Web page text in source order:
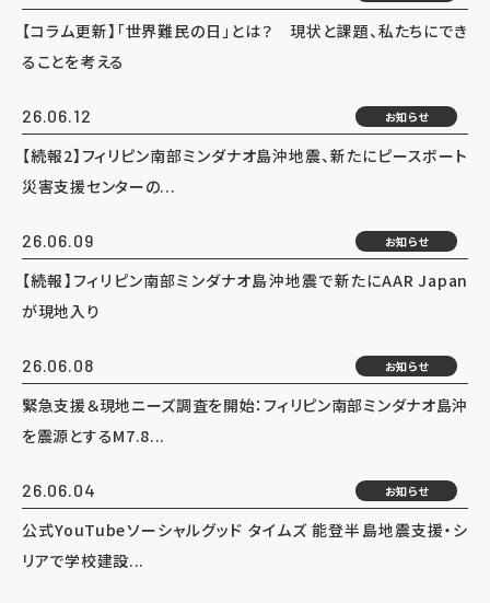
【コラム更新】「世界難民の日」とは？ 現状と課題、私たちにでき
ることを考える
26.06.12 お知らせ
【続報2】フィリピン南部ミンダナオ島沖地震、新たにピースボート
災害支援センターの...
26.06.09 お知らせ
【続報】フィリピン南部ミンダナオ島沖地震で新たにAAR Japan
が現地入り
26.06.08 お知らせ
緊急支援＆現地ニーズ調査を開始：フィリピン南部ミンダナオ島沖
を震源とするM7.8...
26.06.04 お知らせ
公式YouTubeソーシャルグッド タイムズ 能登半島地震支援・シ
リアで学校建設...